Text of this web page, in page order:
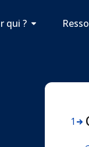
qui ?
1